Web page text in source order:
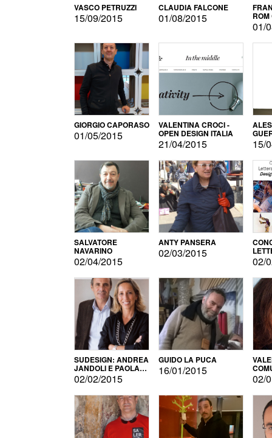
VASCO PETRUZZI
15/09/2015
CLAUDIA FALCONE
01/08/2015
01/
GIORGIO CAPORASO
01/05/2015
VALENTINA CROCI -
OPEN DESIGN ITALIA
21/04/2015 15/
SALVATORE
NAVARINO
02/04/2015
ANTY PANSERA
02/03/2015
02/
SUDESIGN: ANDREA
JANDOLI E PAOLA
PISAPIA
02/02/2015
GUIDO LA PUCA
16/01/2015
02/